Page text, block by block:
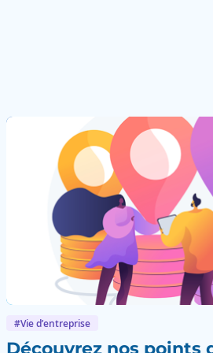
#Vie d’entreprise
Découvrez nos points